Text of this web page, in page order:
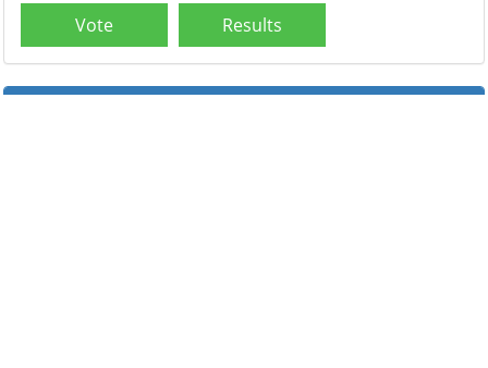
Τα cookies βοηθούν τη σωστή λειτουργία του www.hivaids.gr. Συνεχίζοντας